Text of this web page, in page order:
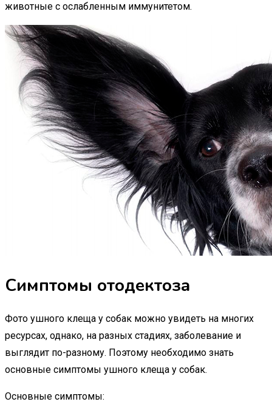
животные с ослабленным иммунитетом.
Симптомы отодектоза
Фото ушного клеща у собак можно увидеть на многих
ресурсах, однако, на разных стадиях, заболевание и
выглядит по-разному. Поэтому необходимо знать
основные симптомы ушного клеща у собак.
Основные симптомы: